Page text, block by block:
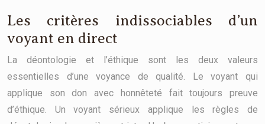
Les critères indissociables d’un
voyant en direct
La déontologie et l’éthique sont les deux valeurs
essentielles d’une voyance de qualité. Le voyant qui
applique son don avec honnêteté fait toujours preuve
d’éthique. Un voyant sérieux applique les règles de